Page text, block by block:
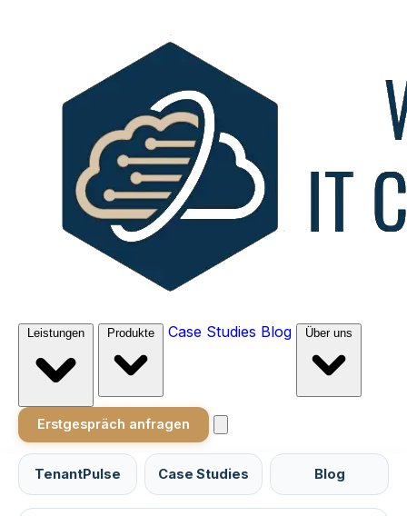
Case Studies Blog
Erstgespräch anfragen
TenantPulse Case Studies Blog